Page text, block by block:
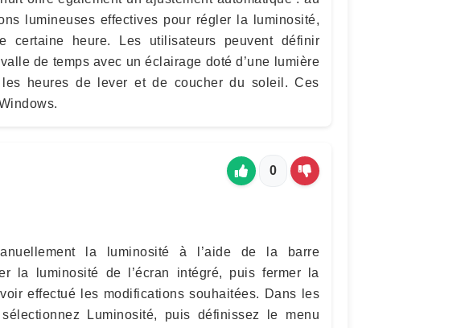
lumineuses effectives pour régler la luminosité,
certaine heure. Les utilisateurs peuvent définir
de temps avec un éclairage doté d’une lumière
heures de lever et de coucher du soleil. Ces
0
la luminosité à l’aide de la barre
la luminosité de l’écran intégré, puis fermer la
effectué les modifications souhaitées. Dans les
sélectionnez Luminosité, puis définissez le menu